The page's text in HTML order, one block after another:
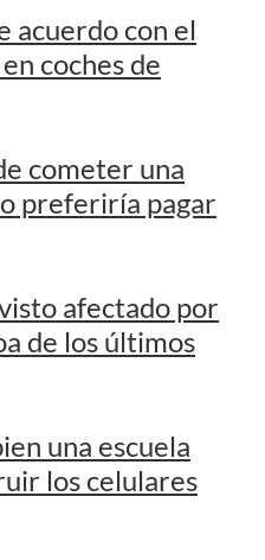
acuerdo con el
coches de
cometer una
preferiría pagar
afectado por
de los últimos
una escuela
los celulares